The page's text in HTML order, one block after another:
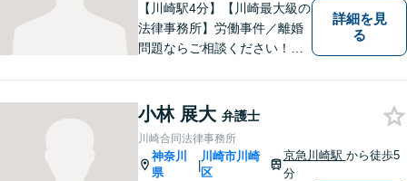
【川崎駅4分】【川崎最大級の
法律事務所】労働事件／離婚
問題ならご相談ください！労
師などとの研究会を行い、協
力医と連携した高いレベルで
の解決を目指します。【初回
面談無料】
詳細を見
る
小林 展大 弁護士
川崎合同法律事務所
神奈川
県
|
川崎市川崎
区
京急川崎駅 から徒歩5
分